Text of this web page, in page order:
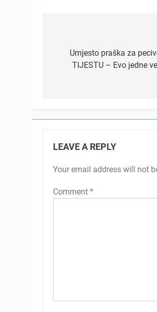
navigation
Umjesto praška za
TIJESTU – Evo jedne
LEAVE A REPLY
Your email address will not
Comment *